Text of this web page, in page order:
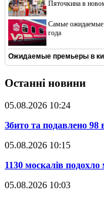
Пяточкина в
Cамые ожидаемые
года
Ожидаемые премьеры в
Останні новини
05.08.2026 10:24
​Збито та подавлено
05.08.2026 10:15
​1130 москалів подохло
05.08.2026 10:03